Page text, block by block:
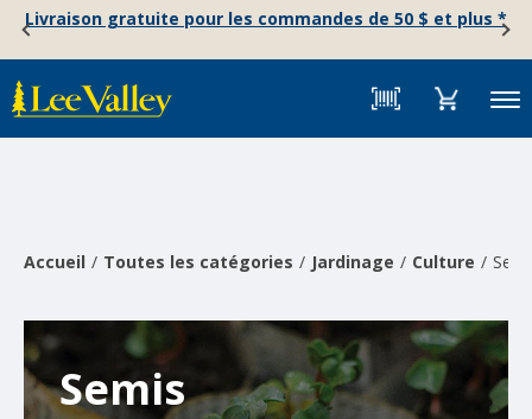
content
StatementLivraison gratuite pour les commandes de 50 $ et plus *
Menu
Accueil Toutes les catégories Jardinage Culture
Semis